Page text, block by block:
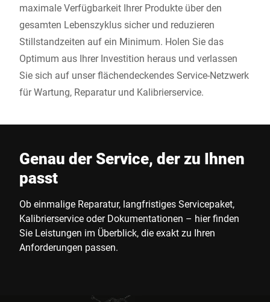
maximale Verfügbarkeit Ihrer Produkte über den
gesamten Lebenszyklus sicher und reduzieren
Stillstandzeiten auf ein Minimum. Holen Sie das
Optimum aus Ihrer Investition heraus und verlassen
Sie sich auf unser flächendeckendes Service-Netzwerk
für Wartung, Reparatur und Kalibrierservice.
Genau der Service, der zu Ihnen
passt
Ob einmalige Reparatur, langfristiges Servicepaket,
Kalibrierservice oder Dokumentationen – hier finden
Sie Leistungen im Überblick, die exakt zu Ihren
Anforderungen passen.